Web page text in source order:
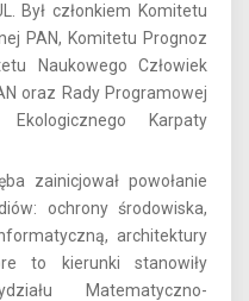
Był członkiem Komitetu
PAN, Komitetu Prognoz
Naukowego Człowiek
oraz Rady Programowej
Ekologicznego Karpaty
zainicjował powołanie
ochrony środowiska,
architektury
to kierunki stanowiły
Matematyczno-